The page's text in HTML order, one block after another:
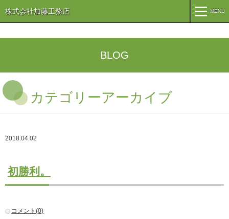
株式会社加藤工務店 MENU
コンセプト 会社概要
事業案内
BLOG
カテゴリーアーカイブ
2018.04.02
初勝利。
コメント(0)